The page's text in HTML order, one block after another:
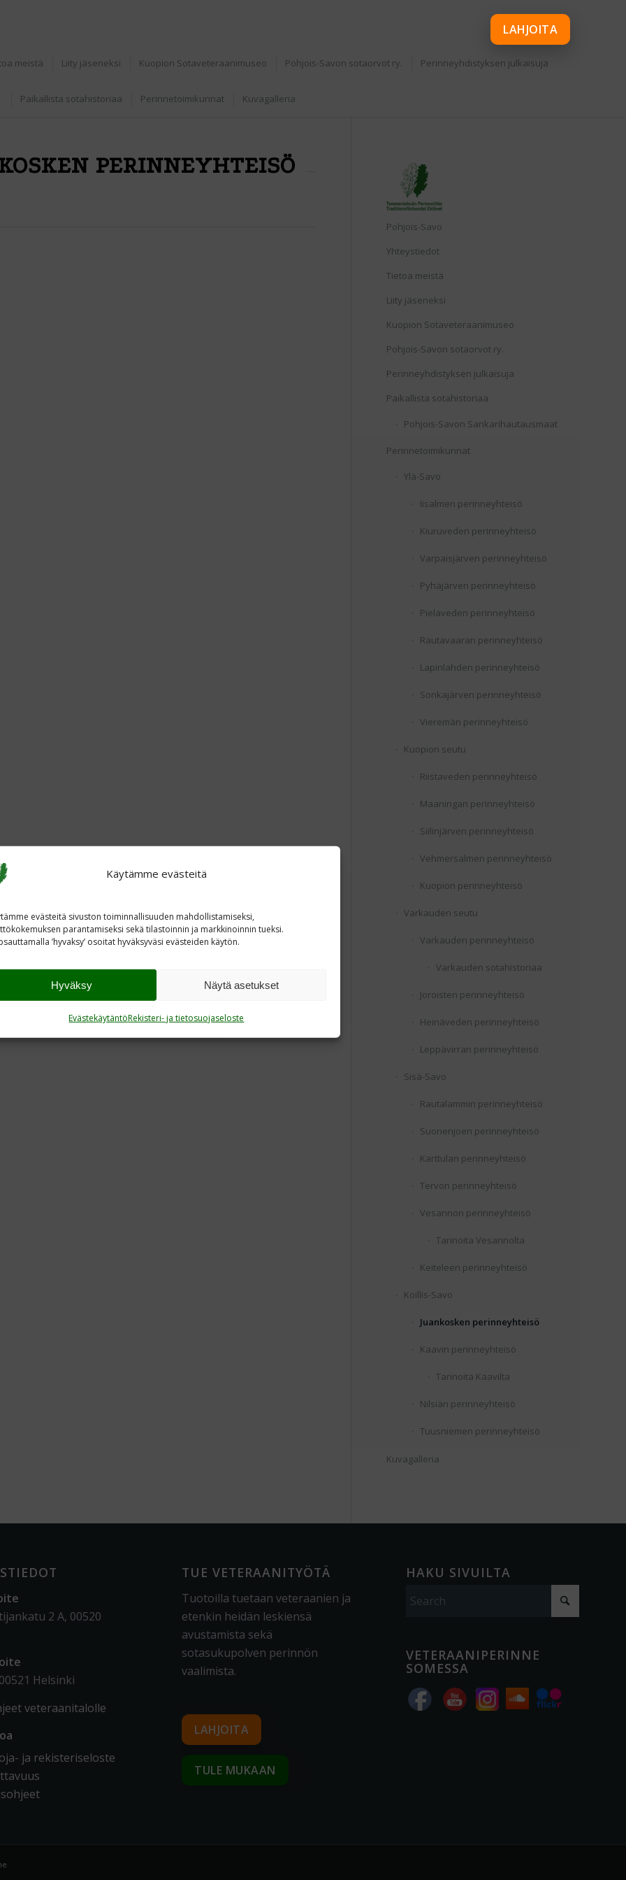
Käytämme evästeitä
evästeitä sivuston toiminnallisuuden mahdollistamiseksi,
parantamiseksi sekä tilastoinnin ja markkinoinnin tueksi.
’hyvaksy’ osoitat hyväksyväsi evästeiden käytön.
Hyväksy Näytä asetukset
EvästekäytäntöRekisteri- ja tietosuojaseloste
meistä Liity jäseneksi Kuopion Sotaveteraanimuseo Pohjois-Savon sotaorvot ry. Perinneyhdistyksen julkaisuja
Paikallista sotahistoriaa Perinnetoimikunnat Kuvagalleria
PERINNEYHTEISÖ
Pohjois-Savo
Yhteystiedot
Tietoa meistä
Liity jäseneksi
Kuopion Sotaveteraanimuseo
Pohjois-Savon sotaorvot ry.
Perinneyhdistyksen julkaisuja
Paikallista sotahistoriaa
Pohjois-Savon Sankarihautausmaat
Perinnetoimikunnat
Ylä-Savo
Iisalmen perinneyhteisö
Kiuruveden perinneyhteisö
Varpaisjärven perinneyhteisö
Pyhäjärven perinneyhteisö
Pielaveden perinneyhteisö
Rautavaaran perinneyhteisö
Lapinlahden perinneyhteisö
Sonkajärven perinneyhteisö
Vieremän perinneyhteisö
Kuopion seutu
Riistaveden perinneyhteisö
Maaningan perinneyhteisö
Siilinjärven perinneyhteisö
Vehmersalmen perinneyhteisö
Kuopion perinneyhteisö
Varkauden seutu
Varkauden perinneyhteisö
Varkauden sotahistoriaa
Joroisten perinneyhteisö
Heinäveden perinneyhteisö
Leppävirran perinneyhteisö
Sisä-Savo
Rautalammin perinneyhteisö
Suonenjoen perinneyhteisö
Karttulan perinneyhteisö
Tervon perinneyhteisö
Vesannon perinneyhteisö
Tarinoita Vesannolta
Keiteleen perinneyhteisö
Koillis-Savo
Juankosken perinneyhteisö
Kaavin perinneyhteisö
Tarinoita Kaavilta
Nilsiän perinneyhteisö
Tuusniemen perinneyhteisö
Kuvagalleria
2 A, 00520
Helsinki
veteraanitalolle
ja rekisteriseloste
TUE VETERAANITYÖTÄ
Tuotoilla tuetaan veteraanien ja
etenkin heidän leskiensä
avustamista sekä
sotasukupolven perinnön
vaalimista.
LAHJOITA
TULE MUKAAN
HAKU SIVUILTA
VETERAANIPERINNE
SOMESSA
LAHJOITA